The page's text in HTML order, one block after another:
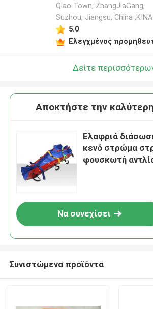
Qiao Town, ZhangJiaGang,
Suzhou, Jiangsu, China ,ΚΙΝΑ
5.0
Ελεγχμένος
Δείτε
Αποκτήστε την καλύτερη
Ελαφριά
κενό στρώμα
φουσκωτή
Να συνεχίσει
Συνιστώμενα προϊόντα